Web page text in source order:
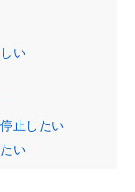
い
止したい
い